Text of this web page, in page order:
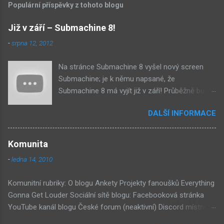
Populární příspěvky z tohoto blogu
Již v září – Submachine 8!
-srpna 12, 2012
Na stránce Submachine 8 vyšel nový screen
Submachine; je k němu napsané, že
Submachine 8 má vyjít již v září! Průběžně budu
zveřejněný materiál ze Submachine 8. Zvukové
pozadí menu. První screen, který se na stránce
v DaymareTown 1 ( stránka sub8 ) Screen, který
se objevil jako ikona her na PastelPortal.com,
vypadá to snad že vystoupíme z Liziny lodi,
DALŠÍ INFORMACE
Komunita
-ledna 14, 2010
Komunitní rubriky: O blogu Ankety Projekty fanoušků Everything
Gonna Get Louder Sociální sítě blogu: Facebooková stránka
YouTube kanál blogu České forum (neaktivní) Discord místnost